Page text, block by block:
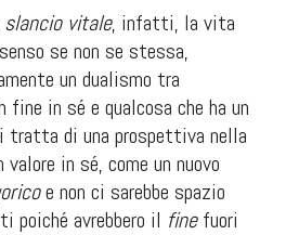
slancio vitale, infatti, la vita
se non se stessa,
un dualismo tra
fine in sé e qualcosa che ha un
tratta di una prospettiva nella
in sé, come un nuovo
e non ci sarebbe spazio
poiché avrebbero il finefuori